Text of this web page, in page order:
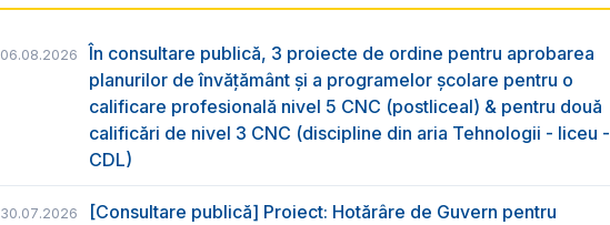
06.08.2026
În consultare publică, 3 proiecte de ordine pentru aprobarea
planurilor de învățământ și a programelor școlare pentru o
calificare profesională nivel 5 CNC (postliceal) & pentru două
calificări de nivel 3 CNC (discipline din aria Tehnologii - liceu -
CDL)
30.07.2026
[Consultare publică] Proiect: Hotărâre de Guvern pentru